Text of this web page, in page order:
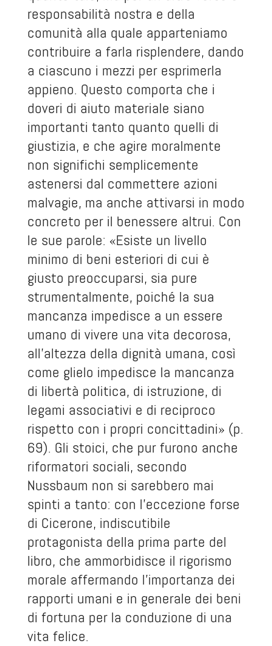
responsabilità nostra e della
comunità alla quale apparteniamo
contribuire a farla risplendere, dando
a ciascuno i mezzi per esprimerla
appieno. Questo comporta che i
doveri di aiuto materiale siano
importanti tanto quanto quelli di
giustizia, e che agire moralmente
non significhi semplicemente
astenersi dal commettere azioni
malvagie, ma anche attivarsi in modo
concreto per il benessere altrui. Con
le sue parole: «Esiste un livello
minimo di beni esteriori di cui è
giusto preoccuparsi, sia pure
strumentalmente, poiché la sua
mancanza impedisce a un essere
umano di vivere una vita decorosa,
all’altezza della dignità umana, così
come glielo impedisce la mancanza
di libertà politica, di istruzione, di
legami associativi e di reciproco
rispetto con i propri concittadini» (p.
69). Gli stoici, che pur furono anche
riformatori sociali, secondo
Nussbaum non si sarebbero mai
spinti a tanto: con l’eccezione forse
di Cicerone, indiscutibile
protagonista della prima parte del
libro, che ammorbidisce il rigorismo
morale affermando l’importanza dei
rapporti umani e in generale dei beni
di fortuna per la conduzione di una
vita felice.